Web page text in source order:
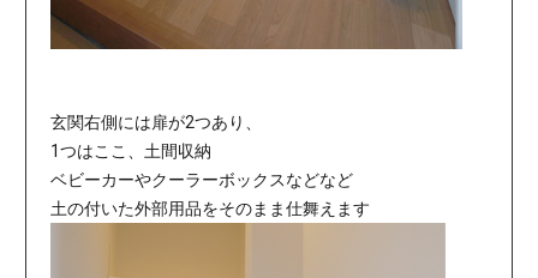
玄関右側には扉が2つあり、
1つはここ、土間収納
ベビーカーやクーラーボックスなどなど
土の付いた外部用品をそのまま仕舞えます